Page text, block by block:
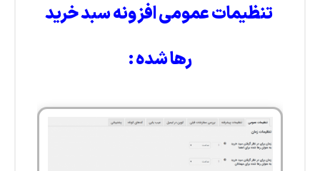
تنظیمات عمومی افزونه سبد خرید
رها شده :